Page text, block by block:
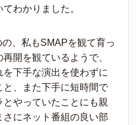
わかりました。
、私もSMAPを観て育っ
開を観ているようで、
下手な演出を使わずに
、また下手に短時間で
やっていたことにも親
にネット番組の良い部